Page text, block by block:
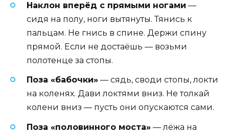
Наклон вперёд с прямыми ногами —
сидя на полу, ноги вытянуты. Тянись к
пальцам. Не гнись в спине. Держи спину
прямой. Если не достаёшь — возьми
полотенце за стопы.
Поза «бабочки» — сядь, своди стопы, локти
на коленях. Дави локтями вниз. Не толкай
колени вниз — пусть они опускаются сами.
Поза «половинного моста» — лёжа на